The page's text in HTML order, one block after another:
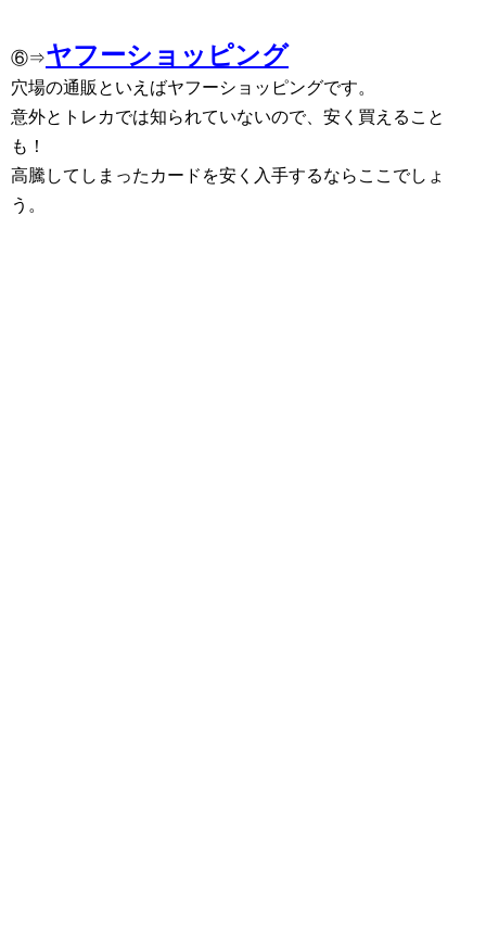
⑥⇒ヤフーショッピング
穴場の通販といえばヤフーショッピングです。
意外とトレカでは知られていないので、安く買えること
も！
高騰してしまったカードを安く入手するならここでしょ
う。